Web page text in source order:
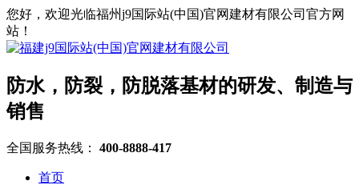
您好，欢迎光临福州j9国际站(中国)官网建材有限公司官方网
站！
防水，防裂，防脱落基材的研发、制造与
销售
全国服务热线： 400-8888-417
首页